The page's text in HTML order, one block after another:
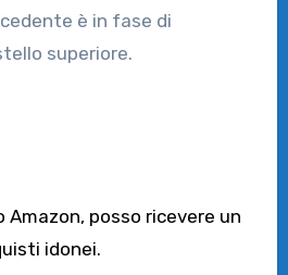
è in fase di
superiore.
posso ricevere un
idonei.